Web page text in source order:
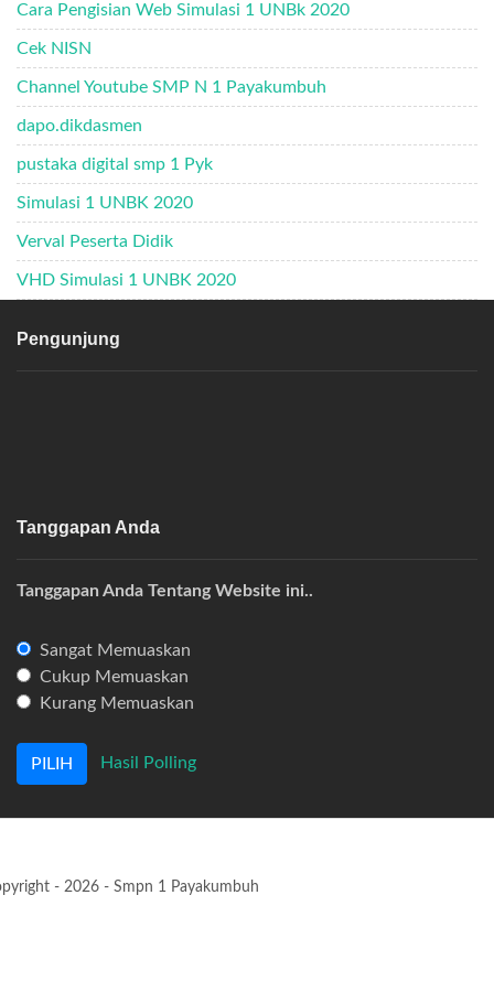
Cara Pengisian Web Simulasi 1 UNBk 2020
Cek NISN
Channel Youtube SMP N 1 Payakumbuh
dapo.dikdasmen
pustaka digital smp 1 Pyk
Simulasi 1 UNBK 2020
Verval Peserta Didik
VHD Simulasi 1 UNBK 2020
Pengunjung
Tanggapan Anda
Tanggapan Anda Tentang Website ini..
Sangat Memuaskan
Cukup Memuaskan
Kurang Memuaskan
Hasil Polling
- 2026 - Smpn 1 Payakumbuh